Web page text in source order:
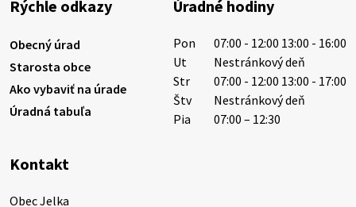
bude dňa 4.08.2026 v utorok 10.00…
31. júla 2026 10:10
Smútočný oznam: 31.07.2026
oznamujeme, že vo veku 48 rokov nás opustil
Rýchle odkazy
Obecný úrad
Starosta obce
Ako vybaviť na úrade
Úradná tabuľa
Úradné hodiny
Pon
07:00 - 12:00 13:00 - 16:00
Ut
Nestránkový deň
Str
07:00 - 12:00 13:00 - 17:00
Štv
Nestránkový deň
Pia
07:00 – 12:30
Kontakt
Obec Jelka